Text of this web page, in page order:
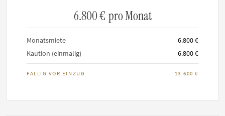
Nichtraucher Apartment
6.800 € pro Monat
Monatsmiete
6.800 €
Kaution (einmalig)
6.800 €
FÄLLIG VOR EINZUG 13.600 €